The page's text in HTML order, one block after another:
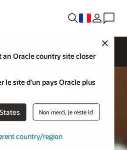
Oracle country site closer
le site d’un pays Oracle plus
Non merci, je reste ici
country/region
Contacter
Restaurants